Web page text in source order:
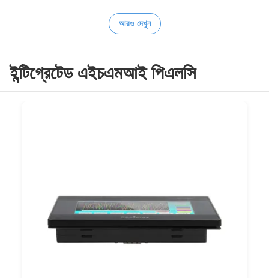
আরও দেখুন
ইন্টিগ্রেটেড এইচএমআই পিএলসি